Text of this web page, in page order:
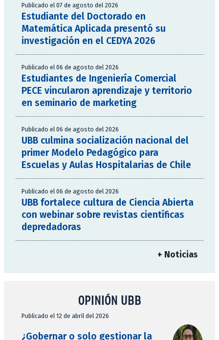
Publicado el 07 de agosto del 2026
Estudiante del Doctorado en
Matemática Aplicada presentó su
investigación en el CEDYA 2026
Publicado el 06 de agosto del 2026
Estudiantes de Ingeniería Comercial
PECE vincularon aprendizaje y territorio
en seminario de marketing
Publicado el 06 de agosto del 2026
UBB culmina socialización nacional del
primer Modelo Pedagógico para
Escuelas y Aulas Hospitalarias de Chile
Publicado el 06 de agosto del 2026
UBB fortalece cultura de Ciencia Abierta
con webinar sobre revistas científicas
depredadoras
+ Noticias
OPINIÓN UBB
Publicado el 12 de abril del 2026
¿Gobernar o solo gestionar la